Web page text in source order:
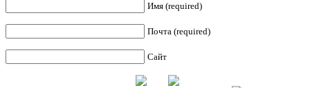
Имя (required)
Почта (required)
Сайт